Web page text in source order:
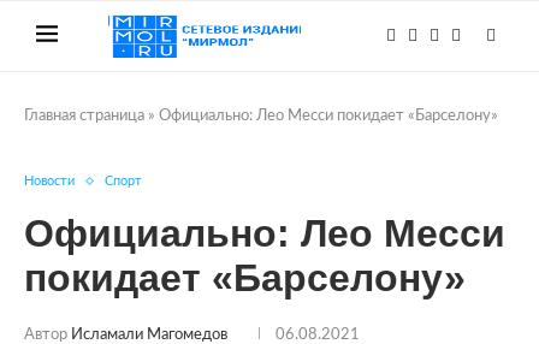
Главная страница » Официально: Лео Месси покидает «Барселону»
Новости Спорт
Официально: Лео Месси
покидает «Барселону»
Автор Исламали Магомедов 06.08.2021